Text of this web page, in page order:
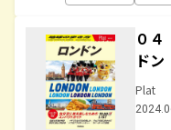
０
ドン
Plat